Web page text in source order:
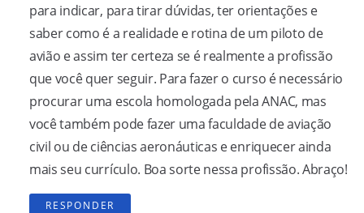
para indicar, para tirar dúvidas, ter orientações e
saber como é a realidade e rotina de um piloto de
avião e assim ter certeza se é realmente a profissão
que você quer seguir. Para fazer o curso é necessário
procurar uma escola homologada pela ANAC, mas
você também pode fazer uma faculdade de aviação
civil ou de ciências aeronáuticas e enriquecer ainda
mais seu currículo. Boa sorte nessa profissão. Abraço!
RESPONDER